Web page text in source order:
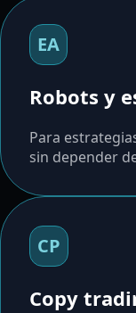
EA
Robots y
Para
sin depender
CP
Copy